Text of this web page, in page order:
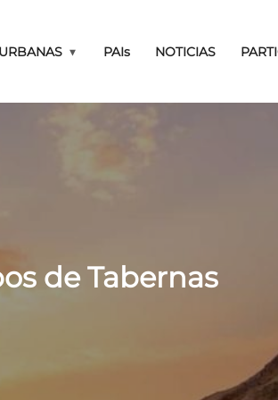
PAIs NOTICIAS
de Tabernas